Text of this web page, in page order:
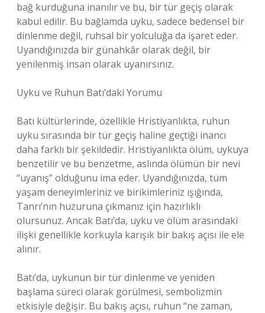
bağ kurduğuna inanılır ve bu, bir tür geçiş olarak
kabul edilir. Bu bağlamda uyku, sadece bedensel bir
dinlenme değil, ruhsal bir yolculuğa da işaret eder.
Uyandığınızda bir günahkâr olarak değil, bir
yenilenmiş insan olarak uyanırsınız.
Uyku ve Ruhun Batı’daki Yorumu
Batı kültürlerinde, özellikle Hristiyanlıkta, ruhun
uyku sırasında bir tür geçiş haline geçtiği inancı
daha farklı bir şekildedir. Hristiyanlıkta ölüm, uykuya
benzetilir ve bu benzetme, aslında ölümün bir nevi
“uyanış” olduğunu ima eder. Uyandığınızda, tüm
yaşam deneyimleriniz ve birikimleriniz ışığında,
Tanrı’nın huzuruna çıkmanız için hazırlıklı
olursunuz. Ancak Batı’da, uyku ve ölüm arasındaki
ilişki genellikle korkuyla karışık bir bakış açısı ile ele
alınır.
Batı’da, uykunun bir tür dinlenme ve yeniden
başlama süreci olarak görülmesi, sembolizmin
etkisiyle değişir. Bu bakış açısı, ruhun “ne zaman,